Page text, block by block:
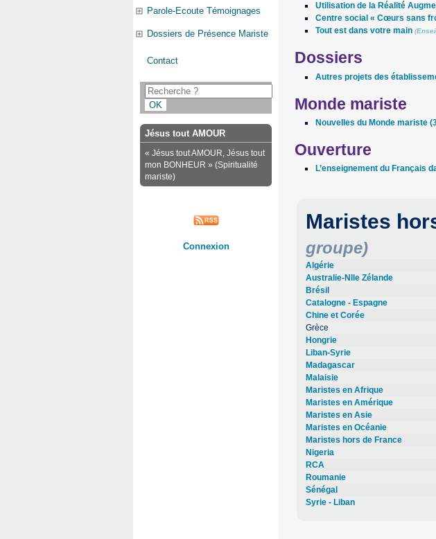
Utilisation de la Réalité
Centre social « Cœurs sans
Tout est dans votre main (
Dossiers
Autres projets des
Monde mariste
Nouvelles du Monde mariste
Ouverture
L’enseignement du Français
Maristes
groupe)
Algérie
Australie-Nlle Zélande
Brésil
Catalogne - Espagne
Chine et Corée
Grèce
Hongrie
Liban-Syrie
Madagascar
Malaisie
Maristes en Afrique
Maristes en Amérique
Maristes en Asie
Maristes en Océanie
Maristes hors de France
Nigeria
RCA
Roumanie
Sénégal
Syrie - Liban
Parole-Ecoute Témoignages
Dossiers de Présence Mariste
Contact
Jésus tout AMOUR
« Jésus tout AMOUR, Jésus tout
mon BONHEUR » (Spiritualité
mariste)
Connexion